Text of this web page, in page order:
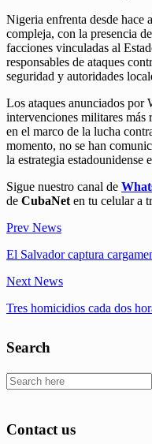
Nigeria enfrenta desde hace
compleja, con la presencia
facciones vinculadas al
responsables de ataques
seguridad y autoridades
Los ataques anunciados por
intervenciones militares más
en el marco de la lucha
momento, no se han
la estrategia estadounidense
Sigue nuestro canal de
de CubaNet en tu celular a
Prev News
El Salvador captura
Next News
Tres homicidios cada dos
Search
Contact us